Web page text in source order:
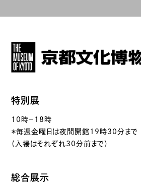
特別展
10時－18時
＊毎週金曜日は夜間開館19時30分まで
（入場はそれぞれ30分前まで）
総合展示